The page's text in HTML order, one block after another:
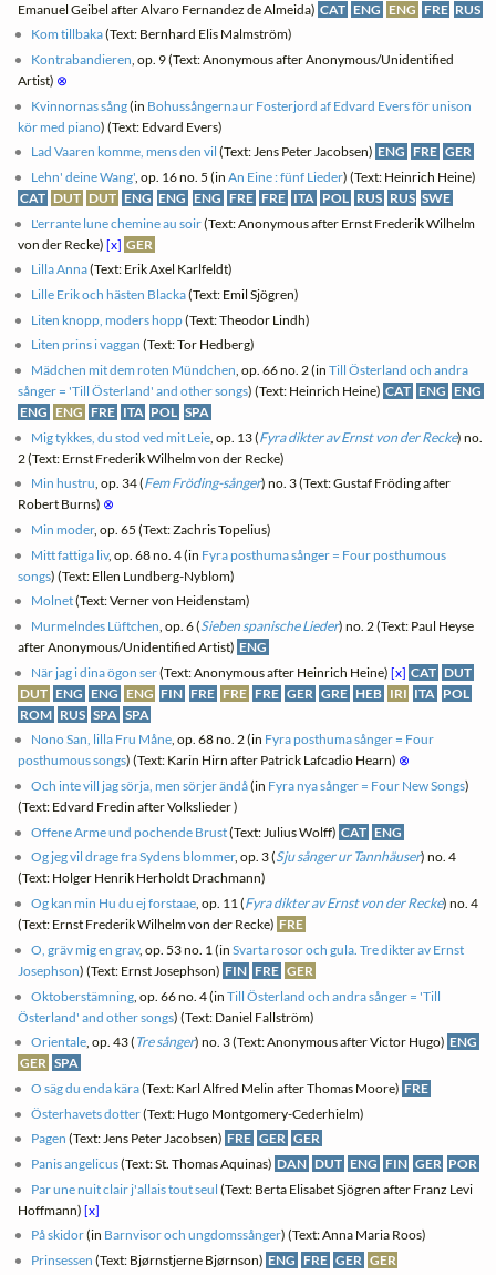
Emanuel Geibel after Alvaro Fernandez de Almeida) CAT ENG ENG FRE RUS
Kom tillbaka(Text: Bernhard Elis Malmström)
Kontrabandieren, op. 9 (Text: Anonymous after Anonymous/Unidentified
Artist) ⊗
Kvinnornas sång(in Bohussångerna ur Fosterjord af Edvard Evers för unison
kör med piano) (Text: Edvard Evers)
Lad Vaaren komme, mens den vil (Text: Jens Peter Jacobsen) ENG FRE GER
Lehn' deine Wang', op. 16 no. 5 (inAn Eine : fünf Lieder) (Text: Heinrich Heine)
CAT DUT DUT ENG ENG ENG FRE FRE ITA POL RUS RUS SWE
L'errante lune chemine au soir(Text: Anonymous after Ernst Frederik Wilhelm
von der Recke)[x] GER
Lilla Anna(Text: Erik Axel Karlfeldt)
Lille Erik och hästen Blacka(Text: Emil Sjögren)
Liten knopp, moders hopp(Text: Theodor Lindh)
Liten prins i vaggan (Text: Tor Hedberg)
Mädchen mit dem roten Mündchen, op. 66 no. 2 (inTill Österland och andra
sånger = 'Till Österland' and other songs) (Text: Heinrich Heine) CAT ENG ENG
ENG ENG FRE ITA POL SPA
Mig tykkes, du stod ved mit Leie , op. 13 (Fyra dikter av Ernst von der Recke) no.
2 (Text: Ernst Frederik Wilhelm von der Recke)
Min hustru, op. 34 (Fem Fröding-sånger) no. 3 (Text: Gustaf Fröding after
Robert Burns) ⊗
Min moder, op. 65 (Text: Zachris Topelius)
Mitt fattiga liv, op. 68 no. 4 (in Fyra posthuma sånger = Four posthumous
songs) (Text: Ellen Lundberg-Nyblom)
Molnet(Text: Verner von Heidenstam)
Murmelndes Lüftchen, op. 6 (Sieben spanische Lieder) no. 2 (Text: Paul Heyse
after Anonymous/Unidentified Artist) ENG
När jag i dina ögon ser(Text: Anonymous after Heinrich Heine)[x] CAT DUT
DUT ENG ENG ENG FIN FRE FRE FRE GER GRE HEB IRI ITA POL
ROM RUS SPA SPA
Nono San, lilla Fru Måne, op. 68 no. 2 (in Fyra posthuma sånger = Four
posthumous songs) (Text: Karin Hirn after Patrick Lafcadio Hearn) ⊗
Och inte vill jag sörja, men sörjer ändå(in Fyra nya sånger = Four New Songs)
(Text: Edvard Fredin after Volkslieder )
Offene Arme und pochende Brust(Text: Julius Wolff) CAT ENG
Og jeg vil drage fra Sydens blommer, op. 3 (Sju sånger ur Tannhäuser) no. 4
(Text: Holger Henrik Herholdt Drachmann)
Og kan min Hu du ej forstaae, op. 11 (Fyra dikter av Ernst von der Recke) no. 4
(Text: Ernst Frederik Wilhelm von der Recke) FRE
O, gräv mig en grav, op. 53 no. 1 (inSvarta rosor och gula. Tre dikter av Ernst
Josephson) (Text: Ernst Josephson) FIN FRE GER
Oktoberstämning , op. 66 no. 4 (inTill Österland och andra sånger = 'Till
Österland' and other songs) (Text: Daniel Fallström)
Orientale, op. 43 ( Tre sånger) no. 3 (Text: Anonymous after Victor Hugo) ENG
GER SPA
O säg du enda kära(Text: Karl Alfred Melin after Thomas Moore) FRE
Österhavets dotter(Text: Hugo Montgomery-Cederhielm)
Pagen (Text: Jens Peter Jacobsen) FRE GER GER
Panis angelicus(Text: St. Thomas Aquinas) DAN DUT ENG FIN GER POR
Par une nuit clair j'allais tout seul (Text: Berta Elisabet Sjögren after Franz Levi
Hoffmann)[x]
På skidor(in Barnvisor och ungdomssånger) (Text: Anna Maria Roos)
Prinsessen (Text: Bjørnstjerne Bjørnson) ENG FRE GER GER